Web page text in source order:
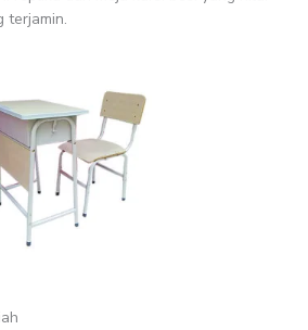
terjamin.